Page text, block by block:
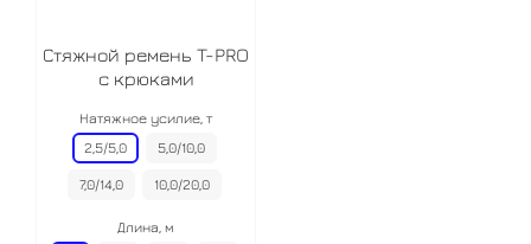
Стяжной ремень T-PRO
с крюками
Натяжное усилие, т
2,5/5,0
5,0/10,0
7,0/14,0 10,0/20,0
Длина, м